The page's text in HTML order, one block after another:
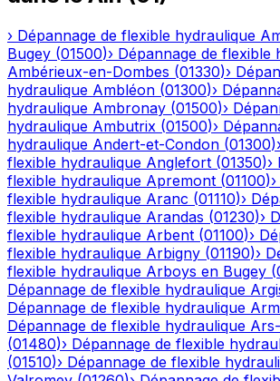
› Dépannage de flexible hydraulique
Bugey (01500)› Dépannage de flexible
Ambérieux-en-Dombes (01330)›
hydraulique Ambléon (01300)›
hydraulique Ambronay (01500)›
hydraulique Ambutrix (01500)›
hydraulique Andert-et-Condon (01300)›
flexible hydraulique Anglefort (01350)›
flexible hydraulique Apremont (01100)›
flexible hydraulique Aranc (01110)›
flexible hydraulique Arandas (01230)›
flexible hydraulique Arbent (01100)›
flexible hydraulique Arbigny (01190)›
flexible hydraulique Arboys en Bugey (
Dépannage de flexible hydraulique
Dépannage de flexible hydraulique
Dépannage de flexible hydraulique
(01480)› Dépannage de flexible
(01510)› Dépannage de flexible